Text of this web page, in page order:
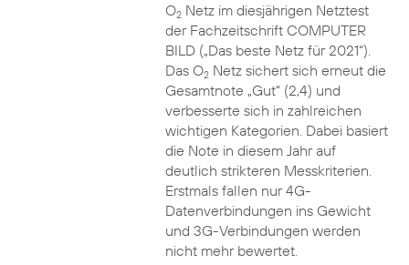
O2Netz im diesjährigen Netztest
der Fachzeitschrift COMPUTER
BILD („Das beste Netz für 2021“).
Das O2Netz sichert sich erneut die
Gesamtnote „Gut“ (2,4) und
verbesserte sich in zahlreichen
wichtigen Kategorien. Dabei basiert
die Note in diesem Jahr auf
deutlich strikteren Messkriterien.
Erstmals fallen nur 4G-
Datenverbindungen ins Gewicht
und 3G-Verbindungen werden
nicht mehr bewertet.